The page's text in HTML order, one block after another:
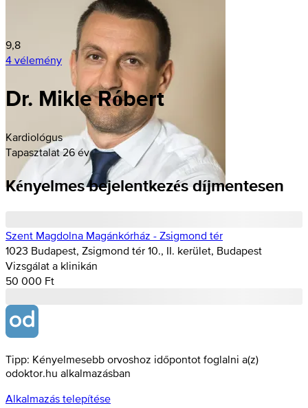
9,8
4 vélemény
Dr. Mikle Róbert
Kardiológus
Tapasztalat 26 év
Kényelmes bejelentkezés díjmentesen
Szent Magdolna Magánkórház - Zsigmond tér
1023 Budapest, Zsigmond tér 10., II. kerület, Budapest
Vizsgálat a klinikán
50 000 Ft
Tipp: Kényelmesebb orvoshoz időpontot foglalni a(z)
odoktor.hu alkalmazásban
Alkalmazás telepítése